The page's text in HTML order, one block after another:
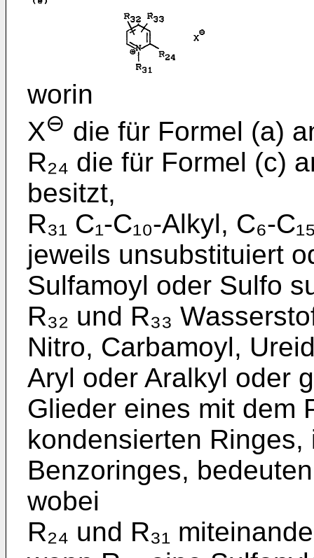
worin
X⊖ die für Formel (a)
R₂₄ die für Formel (c)
besitzt,
R₃₁ C₁-C₁₀-Alkyl, C₆-
jeweils unsubstituiert
Sulfamoyl oder Sulfo
R₃₂ und R₃₃
Nitro, Carbamoyl,
Aryl oder Aralkyl oder
Glieder eines mit dem
kondensierten
Benzoringes,
wobei
R₂₄ und R₃₁